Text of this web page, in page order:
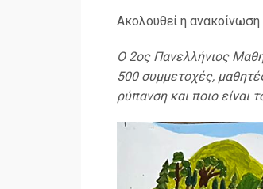
Ακολουθεί η
Ο 2ος Πανελλήνιος
500 συμμετοχές,
ρύπανση και ποιο είναι